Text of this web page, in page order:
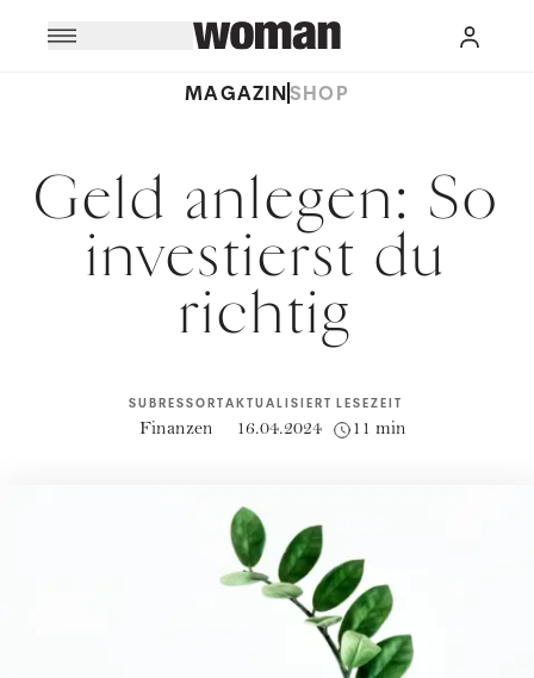
MAGAZINSHOP
Geld anlegen: So
investierst du
richtig
SUBRESSORT
Finanzen
AKTUALISIERT
16.04.2024
LESEZEIT
11 min